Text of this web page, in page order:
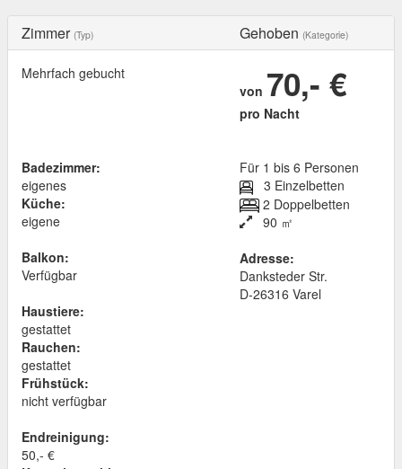
Zimmer (Typ) Gehoben (Kategorie)
Mehrfach gebucht
von 70,- €
pro Nacht
Badezimmer:
eigenes
Küche:
eigene
Balkon:
Verfügbar
Haustiere:
gestattet
Rauchen:
gestattet
Frühstück:
nicht verfügbar
Endreinigung:
50,- €
Für 1 bis 6 Personen
3 Einzelbetten
2 Doppelbetten
90 ㎡
Adresse:
Danksteder Str.
D-26316 Varel